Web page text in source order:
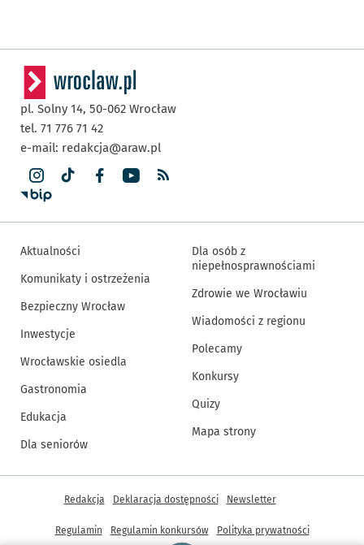
pl. Solny 14, 50-062 Wrocław
tel. 71 776 71 42
e-mail: redakcja@araw.pl
Aktualności
Komunikaty i ostrzeżenia
Bezpieczny Wrocław
Inwestycje
Wrocławskie osiedla
Gastronomia
Edukacja
Dla seniorów
Dla osób z
niepełnosprawnościami
Zdrowie we Wrocławiu
Wiadomości z regionu
Polecamy
Konkursy
Quizy
Mapa strony
Inne informacje
Redakcja Deklaracja dostępności Newsletter
Regulamin Regulamin konkursów Polityka prywatności